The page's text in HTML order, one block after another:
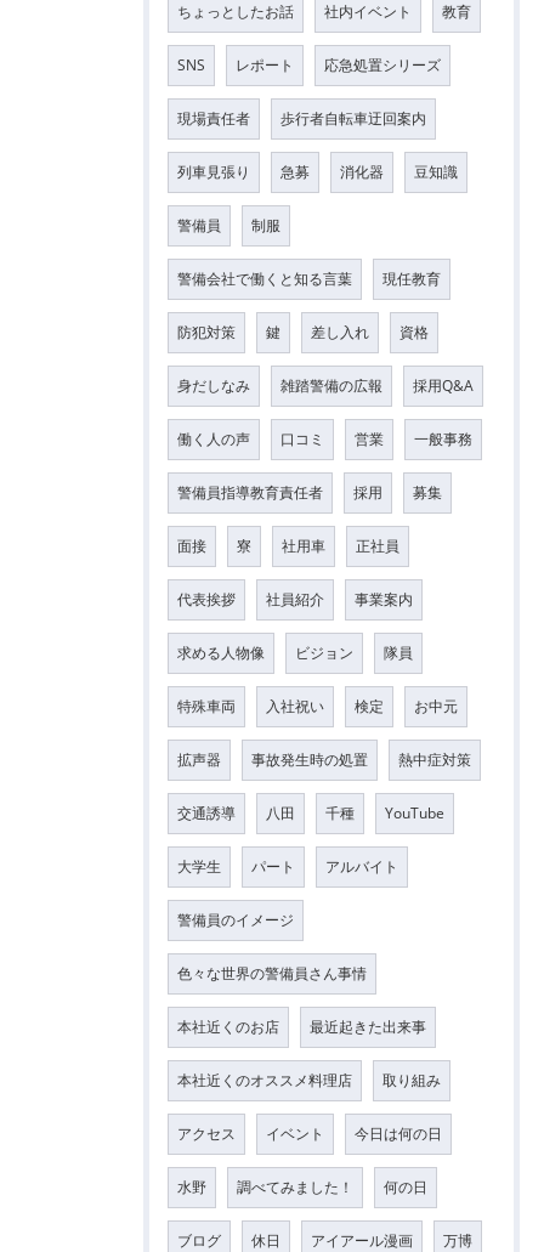
ちょっとしたお話 社内イベント 教育
SNS レポート 応急処置シリーズ
現場責任者 歩行者自転車迂回案内
列車見張り 急募 消化器 豆知識
警備員 制服
警備会社で働くと知る言葉 現任教育
防犯対策 鍵 差し入れ 資格
身だしなみ 雑踏警備の広報 採用Q&A
働く人の声 口コミ 営業 一般事務
警備員指導教育責任者 採用 募集
面接 寮 社用車 正社員
代表挨拶 社員紹介 事業案内
求める人物像 ビジョン 隊員
特殊車両 入社祝い 検定 お中元
拡声器 事故発生時の処置 熱中症対策
交通誘導 八田 千種 YouTube
大学生 パート アルバイト
警備員のイメージ
色々な世界の警備員さん事情
本社近くのお店 最近起きた出来事
本社近くのオススメ料理店 取り組み
アクセス イベント 今日は何の日
水野 調べてみました！ 何の日
ブログ 休日 アイアール漫画 万博